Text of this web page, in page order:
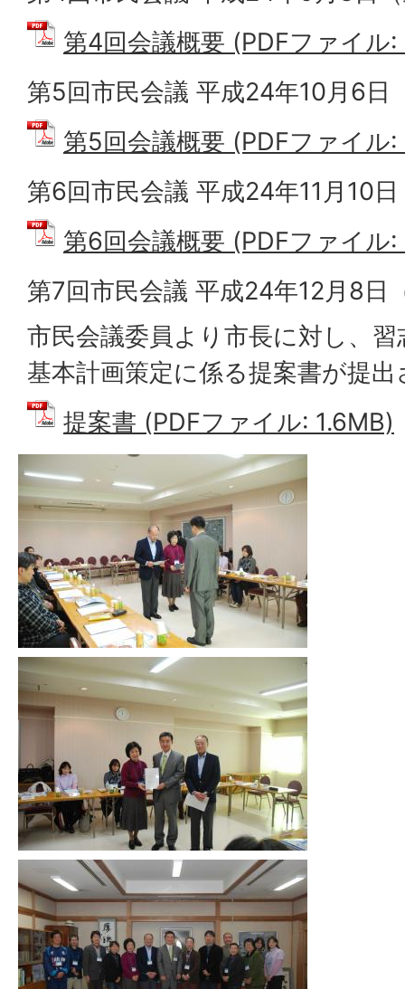
第4回会議概要 (PDFファイル
第5回市民会議 平成24年10月6日
第5回会議概要 (PDFファイル
第6回市民会議 平成24年11月10
第6回会議概要 (PDFファイル
第7回市民会議 平成24年12月8日
市民会議委員より市長に対し、
基本計画策定に係る提案書が提
提案書 (PDFファイル: 1.6MB)